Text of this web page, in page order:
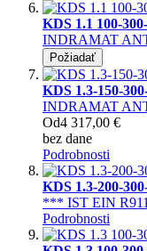
KDS 1.1 100-
INDRAMAT
Požiadať
KDS 1.3-150-
INDRAMAT
Od4 317,00 €
bez dane
Podrobnosti
KDS 1.3-200-
*** IST EIN
Podrobnosti